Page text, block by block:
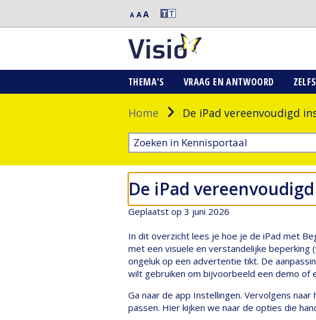
ANormale
AMiddelgrote
letters
A Extra
TT
THEMA'S VRAAG EN ANTWOORD
Home De iPad vereenvoudigd
De iPad
Geplaatst op 3 juni 2026
In dit overzicht lees je hoe je de iPad met
met een visuele en verstandelijke beperking
ongeluk op een advertentie tikt. De
wilt gebruiken om bijvoorbeeld een demo of
Ga naar de app Instellingen. Vervolgens
passen. Hier kijken we naar de opties die